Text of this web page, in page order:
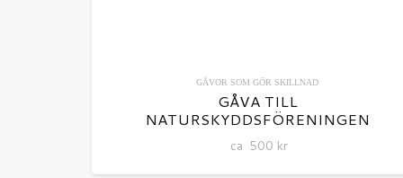
GÅVOR SOM GÖR SKILLNAD
GÅVA TILL
NATURSKYDDSFÖRENINGEN
ca 500 kr